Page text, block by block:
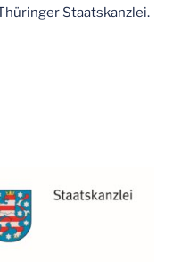
Staatskanzlei.